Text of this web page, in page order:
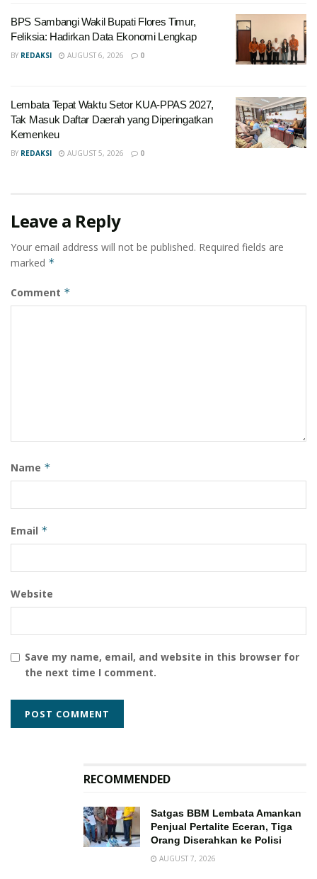
BPS Sambangi Wakil Bupati Flores Timur,
Feliksia: Hadirkan Data Ekonomi Lengkap
BY REDAKSI AUGUST 6, 2026 0
Lembata Tepat Waktu Setor KUA-PPAS 2027,
Tak Masuk Daftar Daerah yang Diperingatkan
Kemenkeu
BY REDAKSI AUGUST 5, 2026 0
Leave a Reply
Your email address will not be published. Required fields are
marked *
Comment *
Name *
Email *
Website
Save my name, email, and website in this browser for
the next time I comment.
RECOMMENDED
Satgas BBM Lembata Amankan
Penjual Pertalite Eceran, Tiga
Orang Diserahkan ke Polisi
AUGUST 7, 2026